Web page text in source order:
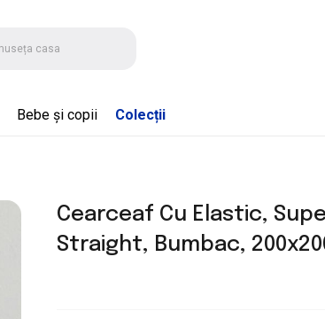
Bebe și copii Colecții
Cearceaf Cu Elastic,
Straight, Bumbac,